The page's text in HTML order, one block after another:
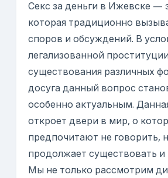
Секс за деньги в Ижевске —
которая традиционно
споров и обсуждений. В
легализованной
существования различных
досуга данный вопрос
особенно актуальным.
откроет двери в мир, о
предпочитают не говорить,
продолжает существовать и
Мы не только рассмотрим